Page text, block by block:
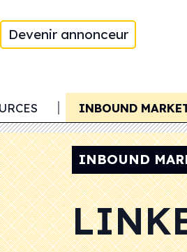
Devenir annonceur
INBOUND
INBOUND